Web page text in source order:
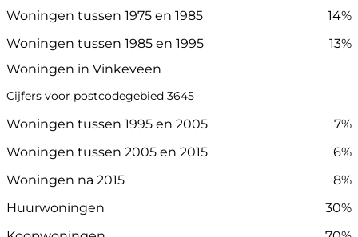
Woningen tussen 1975 en 1985
14%
Woningen tussen 1985 en 1995
13%
Woningen in Vinkeveen
Cijfers voor postcodegebied 3645
Woningen tussen 1995 en 2005
7%
Woningen tussen 2005 en 2015
6%
Woningen na 2015
8%
Huurwoningen
30%